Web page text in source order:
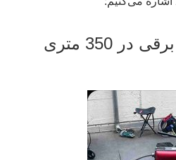
لوله بازکنی با فنر برقی در 350 متری